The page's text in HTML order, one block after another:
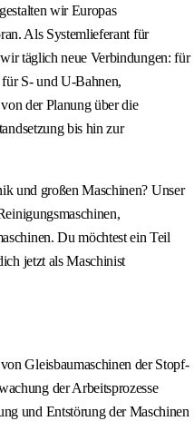
wir Europas
Als Systemlieferant für
täglich neue Verbindungen: für
S- und U-Bahnen,
der Planung über die
bis hin zur
und großen Maschinen? Unser
Du möchtest ein Teil
jetzt als Maschinist
Gleisbaumaschinen der Stopf-
der Arbeitsprozesse
und Entstörung der Maschinen